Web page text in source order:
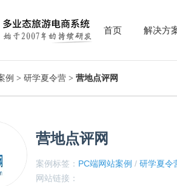
首页 解决方
例 > 研学夏令营 > 营地点评网
营地点评网
案例标签： PC端网站案例 / 研学夏令
网站链接：